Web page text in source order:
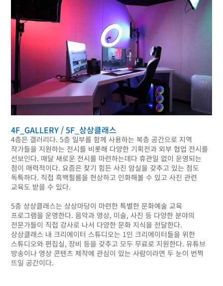
4F_GALLERY / 5F_상상클래스
4층은 갤러리다. 5층 일부를 함께 사용하는 복층 공간으로 지역
작가들을 지원하는 전시를 비롯해 다양한 기획전과 외부 협업 전시를
선보인다. 매달 새로운 전시를 마련하는데다 휴관일 없이 운영되는
점이 매력적이다. 요즘은 찾기 힘든 사진 암실을 갖추고 있는 점도
독특하다. 직접 흑백필름을 현상하고 인화해볼 수 있고 사진 관련
교육도 받을 수 있다.
5층 상상클래스는 상상마당이 마련한 특별한 문화예술 교육
프로그램을 운영한다. 음악과 영상, 미술, 사진 등 다양한 분야의
전문가들이 직접 강사로 나서 다양한 문화 지식을 전달한다.
상상클래스 내 크리에이터 스튜디오는 1인 크리에이터들을 위한
스튜디오와 편집실, 장비 등을 갖추고 모두 무료로 지원한다. 유튜브
방송이나 영상 콘텐츠 제작에 관심이 있는 사람이라면 두 눈이 번쩍
뜨일 공간이다.